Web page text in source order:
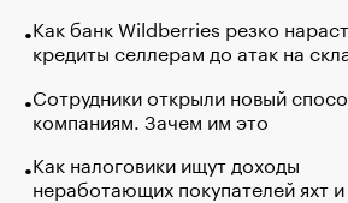
Как банк Wildberries резко
кредиты селлерам до атак на
Сотрудники открыли новый
компаниям. Зачем им это
Как налоговики ищут доходы
неработающих покупателей яхт